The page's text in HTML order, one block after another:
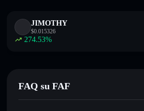
JIMOTHY
$0.015326
274.53%
FAQ su FAF